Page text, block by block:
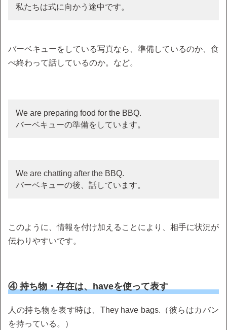
私たちは式に向かう途中です。
バーベキューをしている写真なら、準備しているのか、食
べ終わって話しているのか。など。
We are preparing food for the BBQ.
バーベキューの準備をしています。
We are chatting after the BBQ.
バーベキューの後、話しています。
このように、情報を付け加えることにより、相手に状況が
伝わりやすいです。
④ 持ち物・存在は、haveを使って表す
人の持ち物を表す時は、They have bags.（彼らはカバン
を持っている。）